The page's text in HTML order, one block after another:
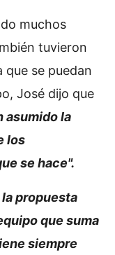
muchos
tuvieron
que se puedan
José dijo que
asumido la
los
se hace".
la propuesta
que suma
siempre